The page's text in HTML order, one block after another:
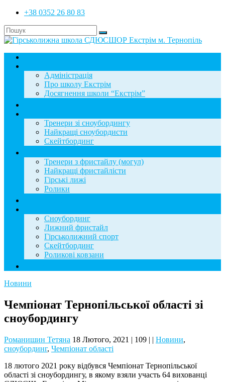
+38 0352 26 80 83
Адміністрація
Про школу Екстрім
Досягнення школи “Екстрім”
Тренери зі сноубордингу
Найкращі сноубордисти
Скейтбординг
Тренери з фристайлу (могул)
Найкращі фристайлісти
Гірські лижі
Ролики
Сноубординг
Лижний фристайл
Гірськолижний спорт
Скейтбординг
Роликові ковзани
Новини
Чемпіонат Тернопільської області зі
сноубордингу
Романишин Тетяна 18 Лютого, 2021 | 109 | | Новини,
сноубординг, Чемпіонат області
18 лютого 2021 року відбувся Чемпіонат Тернопільської
області зі сноубордингу, в якому взяли участь 64 вихованці